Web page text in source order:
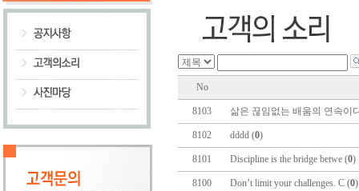
No
8103 삶은 끊임없는 배움의 연속이
8102 dddd (0)
8101 Discipline is the bridge betwe (0)
8100 Don’t limit your challenges. C (0